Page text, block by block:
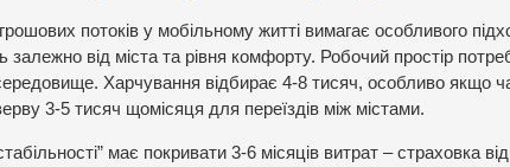
потоків у мобільному житті вимагає особливого
залежно від міста та рівня комфорту. Робочий простір
Харчування відбирає 4-8 тисяч, особливо якщо
3-5 тисяч щомісяця для переїздів між містами.
має покривати 3-6 місяців витрат – страховка